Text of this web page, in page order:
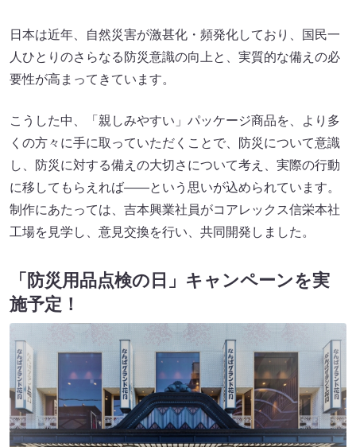
日本は近年、自然災害が激甚化・頻発化しており、国民一
人ひとりのさらなる防災意識の向上と、実質的な備えの必
要性が高まってきています。
こうした中、「親しみやすい」パッケージ商品を、より多
くの方々に手に取っていただくことで、防災について意識
し、防災に対する備えの大切さについて考え、実際の行動
に移してもらえれば――という思いが込められています。
制作にあたっては、吉本興業社員がコアレックス信栄本社
工場を見学し、意見交換を行い、共同開発しました。
「防災用品点検の日」キャンペーンを実
施予定！